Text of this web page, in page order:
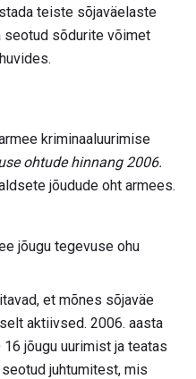
teiste sõjaväelaste
seotud sõdurite võimet
kriminaaluurimise
ohtude hinnang 2006.
jõudude oht armees.
jõugu tegevuse ohu
et mõnes sõjaväe
aktiivsed. 2006. aasta
jõugu uurimist ja teatas
juhtumitest, mis